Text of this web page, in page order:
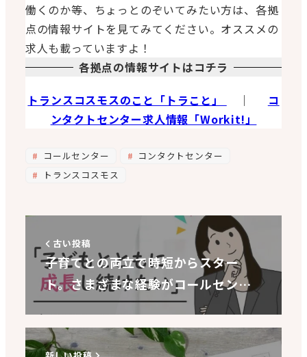
働くのか等、ちょっとのぞいてみたい方は、各拠
点の情報サイトを見てみてください。オススメの
求人も載っていますよ！
各拠点の情報サイトはコチラ
トランスコスモスのこと「トラこと」
｜ コ
ンタクトセンター求人情報「Workit!」
コールセンター
コンタクトセンター
トランスコスモス
古い投稿
子育てとの両立で時短からスター
ト。さまざまな経験がコールセン…